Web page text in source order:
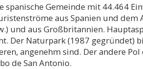
spanische Gemeinde mit 44.464
aus Spanien und
und aus Großbritannien.
Der Naturpark (1987
angenehm sind. Der andere
de San Antonio.